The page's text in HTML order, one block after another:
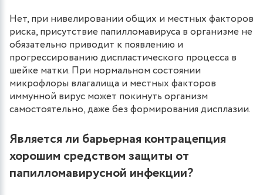
Нет, при нивелировании общих и местных факторов
риска, присутствие папилломавируса в организме не
обязательно приводит к появлению и
прогрессированию диспластического процесса в
шейке матки. При нормальном состоянии
микрофлоры влагалища и местных факторов
иммунной вирус может покинуть организм
самостоятельно, даже без формирования дисплазии.
Является ли барьерная контрацепция
хорошим средством защиты от
папилломавирусной инфекции?